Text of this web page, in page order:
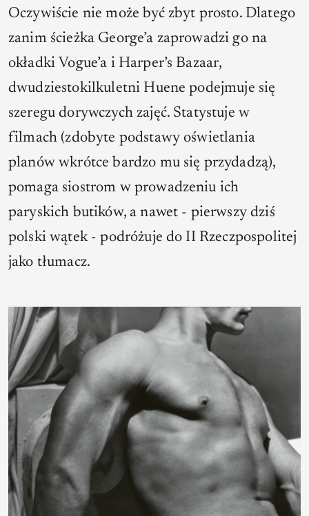
Oczywiście nie może być zbyt prosto. Dlatego
zanim ścieżka George’a zaprowadzi go na
okładki Vogue’a i Harper’s Bazaar,
dwudziestokilkuletni Huene podejmuje się
szeregu dorywczych zajęć. Statystuje w
filmach (zdobyte podstawy oświetlania
planów wkrótce bardzo mu się przydadzą),
pomaga siostrom w prowadzeniu ich
paryskich butików, a nawet - pierwszy dziś
polski wątek - podróżuje do II Rzeczpospolitej
jako tłumacz.